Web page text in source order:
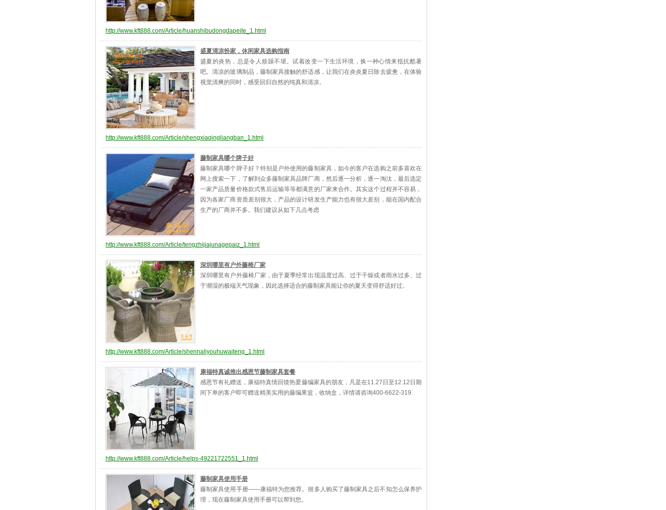
http://www.kft888.com/Article/huanshibudongdapeite_1.html
盛夏清凉扮家，休闲家具选购指南
盛夏的炎热，总是令人烦躁不堪。试着改变一下生活环境，换一种心情来抵抗酷暑
吧。清凉的玻璃制品，藤制家具接触的舒适感，让我们在炎炎夏日除去疲惫，在体验
视觉清爽的同时，感受回归自然的纯真和清凉。
http://www.kft888.com/Article/shengxiaqingliangban_1.html
藤制家具哪个牌子好
藤制家具哪个牌子好？特别是户外使用的藤制家具，如今的客户在选购之前多喜欢在
网上搜索一下，了解到众多藤制家具品牌厂商，然后逐一分析，逐一淘汰，最后选定
一家产品质量价格款式售后运输等等都满意的厂家来合作。其实这个过程并不容易，
因为各家厂商资质差别很大，产品的设计研发生产能力也有很大差别，能在国内配合
生产的厂商并不多。我们建议从如下几点考虑
http://www.kft888.com/Article/tengzhijiajunagepaiz_1.html
深圳哪里有户外藤椅厂家
深圳哪里有户外藤椅厂家，由于夏季经常出现温度过高、过于干燥或者雨水过多、过
于潮湿的极端天气现象，因此选择适合的藤制家具能让你的夏天变得舒适好过。
http://www.kft888.com/Article/shennaliyouhuwaiteng_1.html
康福特真诚推出感恩节藤制家具套餐
感恩节有礼赠送，康福特真情回馈热爱藤编家具的朋友，凡是在11.27日至12.12日期
间下单的客户即可赠送精美实用的藤编果篮，收纳盒，详情请咨询400-6622-319.
http://www.kft888.com/Article/helps-49221722551_1.html
藤制家具使用手册
藤制家具使用手册——康福特为您推荐。很多人购买了藤制家具之后不知怎么保养护
理，现在藤制家具使用手册可以帮到您。